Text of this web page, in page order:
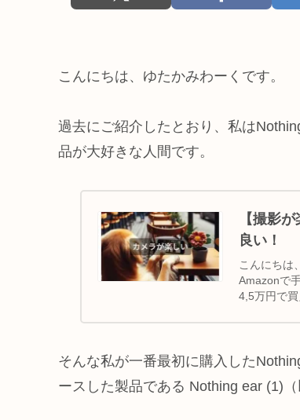
こんにちは、ゆたかみわーくです。
過去にご紹介したとおり、私は
品が大好きな人間です。
【撮影
良い！
こんにちは
Amazonで
4,5万円で
そんな私が一番最初に購入した
ースした製品である Nothing ear (1)（